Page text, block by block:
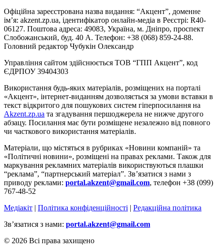
Офіційна зареєстрована назва видання: “Акцент”, доменне
ім’я: akzent.zp.ua, ідентифікатор онлайн-медіа в Реєстрі: R40-
06127. Поштова адреса: 49083, Україна, м. Дніпро, проспект
Слобожанський, буд. 40 А. Телефон: +38 (068) 859-24-88.
Головний редактор Чубукін Олександр
Управління сайтом здійснюється ТОВ “ГПП Акцент”, код
ЄДРПОУ 39404303
Використання будь-яких матеріалів, розміщених на порталі
«Акцент», інтернет-виданням дозволяється за умови вставки в
текст відкритого для пошукових систем гіперпосилання на
Akzent.zp.ua та згадування першоджерела не нижче другого
абзацу. Посилання має бути розміщене незалежно від повного
чи часткового використання матеріалів.
Матеріали, що містяться в рубриках «Новини компаній» та
«Політичні новини», розміщені на правах реклами. Також для
маркування рекламних матеріалів використвуються плашки
“реклама”, “партнерський матеріал”. Зв’язатися з нами з
приводу реклами: portal.akzent@gmail.com, телефон +38 (099)
767-48-52
Медіакіт | Політика конфіденційності | Редакційна політика
Зв’язатися з нами: portal.akzent@gmail.com
© 2026 Всі права захищено